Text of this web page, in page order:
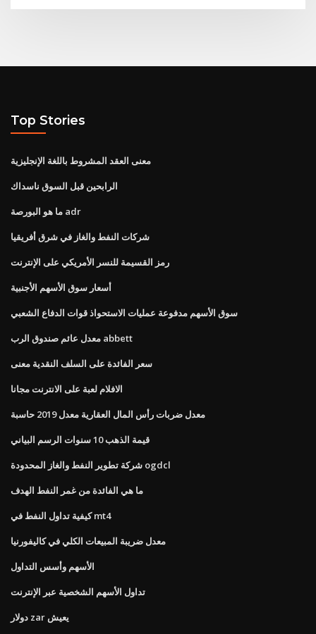
Top Stories
معنى العقد المشروط باللغة الإنجليزية
الرابحين قبل السوق ناسداك
ما هو البورصة adr
شركات النفط والغاز في شرق أفريقيا
رمز القسيمة للنسر الأمريكي على الإنترنت
أسعار سوق الأسهم الأجنبية
سوق الأسهم مدفوعة عمليات الاستحواذ قوات الدفاع الشعبي
معدل عائم صندوق الرب abbett
سعر الفائدة على السلف النقدية معنى
الافلام لعبة على الانترنت مجانا
معدل ضربات رأس المال العقارية معدل 2019 حاسبة
قيمة الذهب 10 سنوات الرسم البياني
شركة تطوير النفط والغاز المحدودة ogdcl
ما هي الفائدة من غمر النفط الهدف
كيفية تداول النفط في mt4
معدل ضريبة المبيعات الكلي في كاليفورنيا
الأسهم وأسس التداول
تداول الأسهم الشخصية عبر الإنترنت
دولار zar يعيش